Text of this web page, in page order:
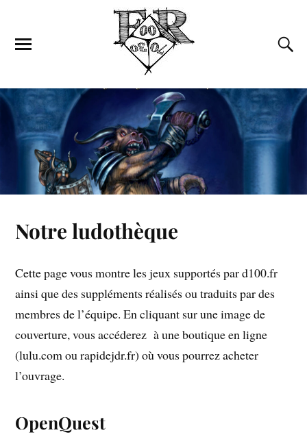
Notre ludothèque
Cette page vous montre les jeux supportés par d100.fr
ainsi que des suppléments réalisés ou traduits par des
membres de l’équipe. En cliquant sur une image de
couverture, vous accéderez à une boutique en ligne
(lulu.com ou rapidejdr.fr) où vous pourrez acheter
l’ouvrage.
OpenQuest